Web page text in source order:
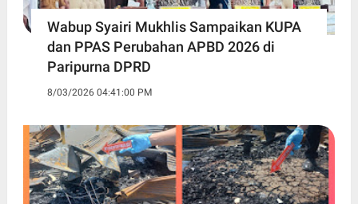
Wabup Syairi Mukhlis Sampaikan KUPA
dan PPAS Perubahan APBD 2026 di
Paripurna DPRD
8/03/2026 04:41:00 PM